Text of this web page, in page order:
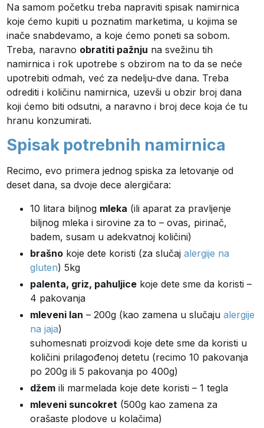
Na samom početku treba napraviti spisak namirnica
koje ćemo kupiti u poznatim marketima, u kojima se
inače snabdevamo, a koje ćemo poneti sa sobom.
Treba, naravno obratiti pažnju na svežinu tih
namirnica i rok upotrebe s obzirom na to da se neće
upotrebiti odmah, već za nedelju-dve dana. Treba
odrediti i količinu namirnica, uzevši u obzir broj dana
koji ćemo biti odsutni, a naravno i broj dece koja će tu
hranu konzumirati.
Spisak potrebnih namirnica
Recimo, evo primera jednog spiska za letovanje od
deset dana, sa dvoje dece alergičara:
10 litara biljnog mleka (ili aparat za pravljenje
biljnog mleka i sirovine za to – ovas, pirinač,
badem, susam u adekvatnoj količini)
brašno koje dete koristi (za slučajalergije na
gluten) 5kg
palenta, griz, pahuljice koje dete sme da koristi –
4 pakovanja
mleveni lan – 200g (kao zamena u slučajualergije
na jaja)
suhomesnati proizvodi koje dete sme da koristi u
količini prilagođenoj detetu (recimo 10 pakovanja
po 200g ili 5 pakovanja po 400g)
džem ili marmelada koje dete koristi – 1 tegla
mleveni suncokret (500g kao zamena za
orašaste plodove u kolačima)